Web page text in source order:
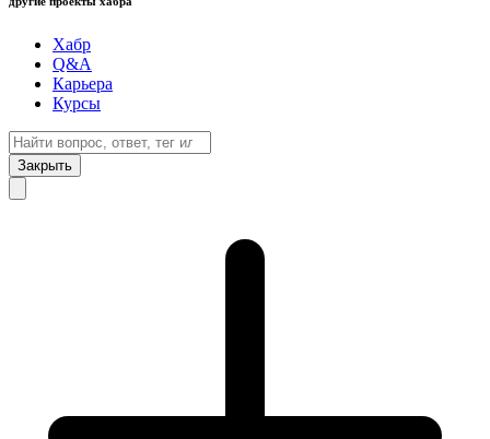
Хабр
Q&A
Карьера
Курсы
Закрыть